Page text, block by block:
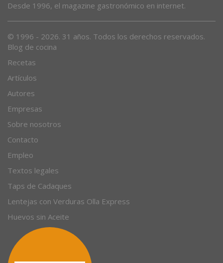
Desde 1996, el magazine gastronómico en internet.
© 1996 - 2026. 31 años. Todos los derechos reservados.
Blog de cocina
Recetas
Artículos
Autores
Empresas
Sobre nosotros
Contacto
Empleo
Textos legales
Taps de Cadaques
Lentejas con Verduras Olla Express
Huevos sin Aceite